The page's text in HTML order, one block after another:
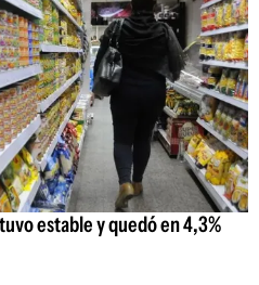
estable y quedó en 4,3%